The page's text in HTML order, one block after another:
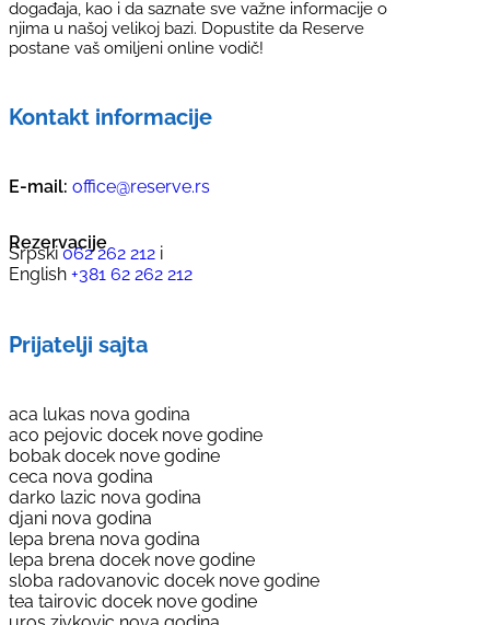
događaja, kao i da saznate sve važne informacije o
njima u našoj velikoj bazi. Dopustite da Reserve
postane vaš omiljeni online vodič!
Kontakt informacije
E-mail: office@reserve.rs
Rezervacije
Srpski062 262 212 i
English +381 62 262 212
Prijatelji sajta
aca lukas nova godina
aco pejovic docek nove godine
bobak docek nove godine
ceca nova godina
darko lazic nova godina
djani nova godina
lepa brena nova godina
lepa brena docek nove godine
sloba radovanovic docek nove godine
tea tairovic docek nove godine